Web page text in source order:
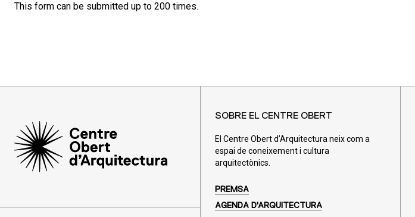
This form can be submitted up to 200 times.
SOBRE EL CENTRE OBERT
El Centre Obert d’Arquitectura neix com a
espai de coneixement i cultura
arquitectònics.
PREMSA
AGENDA D'ARQUITECTURA